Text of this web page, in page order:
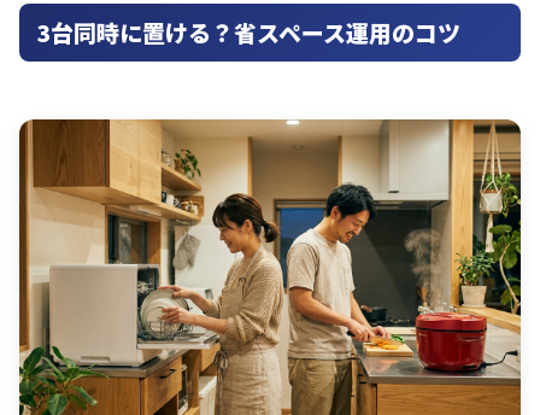
3台同時に置ける？省スペース運用のコツ